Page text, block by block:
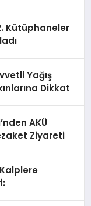
Kütüphaneler
Yağış
Dikkat
AKÜ
Ziyareti